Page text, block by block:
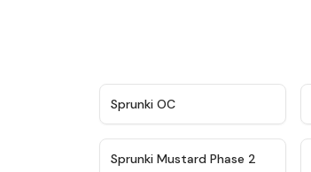
Sprunki OC
★ 4.4
Sprunki Mustard Phase 2